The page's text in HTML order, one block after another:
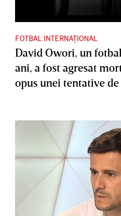
FOTBAL INTERNAȚIONAL
David Owori, un
ani, a fost agresat
opus unei tentative